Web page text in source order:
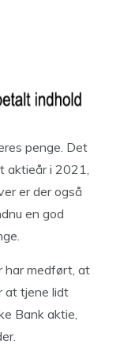
penge. Det
aktieår i 2021,
er der også
en god
har medført, at
at tjene lidt
Bank aktie,